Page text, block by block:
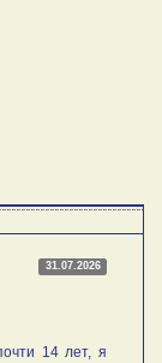
31.07.2026
14 лет, я